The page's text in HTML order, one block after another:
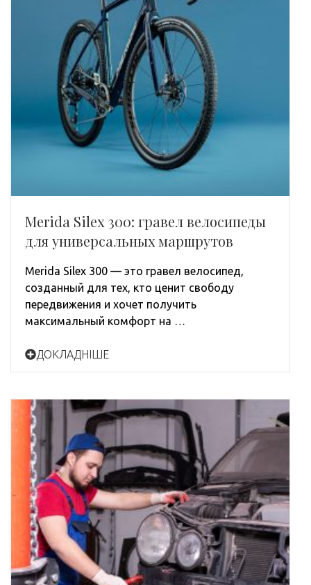
Merida Silex 300: гравел велосипеды
для универсальных маршрутов
Merida Silex 300 — это гравел велосипед,
созданный для тех, кто ценит свободу
передвижения и хочет получить
максимальный комфорт на …
ДОКЛАДНІШЕ